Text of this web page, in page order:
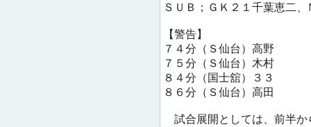
ＳＵＢ；ＧＫ２１千葉恵二
【警告】
７４分（Ｓ仙台）高野
７５分（Ｓ仙台）木村
８４分（国士舘）３３
８６分（Ｓ仙台）高田
試合展開としては、前半か